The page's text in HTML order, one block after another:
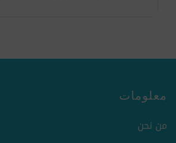
معلومات
من نحن